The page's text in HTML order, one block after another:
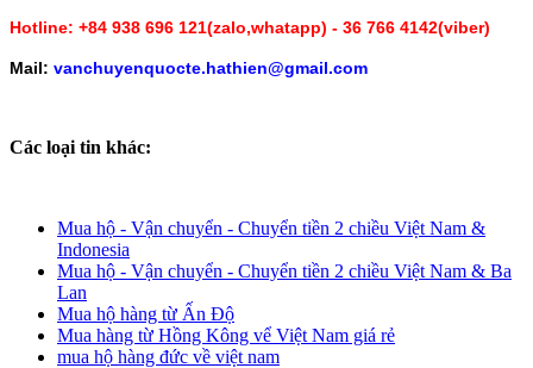
Hotline: +84 938 696 121(zalo,whatapp) - 36 766 4142(viber)
Mail: vanchuyenquocte.hathien@gmail.com
Các loại tin khác:
Mua hộ - Vận chuyển - Chuyển tiền 2 chiều Việt Nam &
Indonesia
Mua hộ - Vận chuyển - Chuyển tiền 2 chiều Việt Nam & Ba
Lan
Mua hộ hàng từ Ấn Độ
Mua hàng từ Hồng Kông vể Việt Nam giá rẻ
mua hộ hàng đức về việt nam